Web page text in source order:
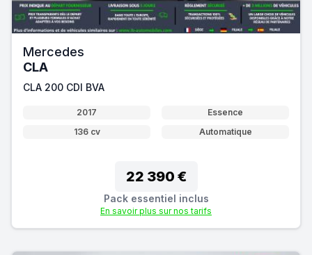
Mercedes
CLA
CLA 200 CDI BVA
2017
Essence
136 cv
Automatique
22 390 €
Pack essentiel inclus
En savoir plus sur nos tarifs